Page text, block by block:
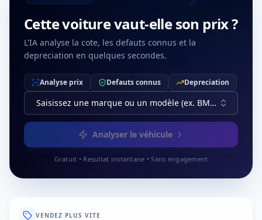
Cette voiture vaut-elle son prix ?
L'IA analyse la cote, les defauts connus et la
depreciation en quelques secondes.
Analyse prix Defauts connus Depreciation
Saisissez une marque ou un modèle (ex. BMW, Série 3)
Analyser le véhicule
Gratuit • Resultat instantane • Sans engagement
VENDEZ PLUS VITE